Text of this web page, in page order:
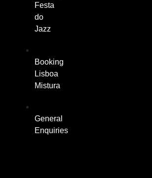
Festa
do
Jazz
Booking
Lisboa
Mistura
General
Enquiries